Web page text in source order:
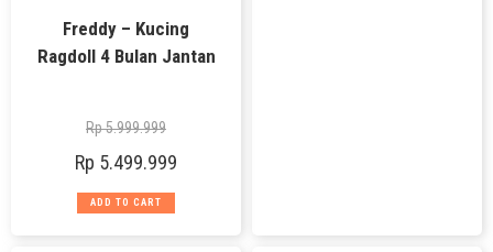
Freddy – Kucing
Ragdoll 4 Bulan Jantan
Rp5.999.999
Rp 5.499.999
ADD TO CART